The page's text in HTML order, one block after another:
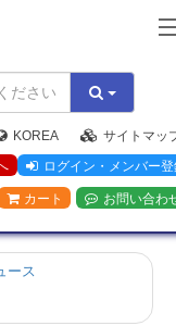
KOREA
サイトマッ
ログイン・メンバー登
カート お問い合わ
ース